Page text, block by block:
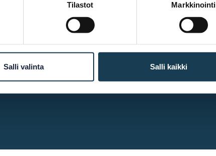
Tilastot Markkinointi
Salli valinta Salli kaikki
Other links